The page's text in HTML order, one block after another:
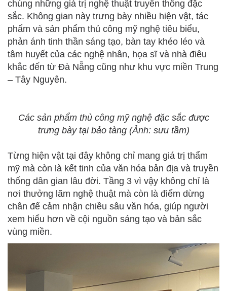
chúng những giá trị nghệ thuật truyền thống đặc
sắc. Không gian này trưng bày nhiều hiện vật, tác
phẩm và sản phẩm thủ công mỹ nghệ tiêu biểu,
phản ánh tinh thần sáng tạo, bàn tay khéo léo và
tâm huyết của các nghệ nhân, họa sĩ và nhà điêu
khắc đến từ Đà Nẵng cũng như khu vực miền Trung
– Tây Nguyên.
Các sản phẩm thủ công mỹ nghệ đặc sắc được
trưng bày tại bảo tàng (Ảnh: sưu tầm)
Từng hiện vật tại đây không chỉ mang giá trị thẩm
mỹ mà còn là kết tinh của văn hóa bản địa và truyền
thống dân gian lâu đời. Tầng 3 vì vậy không chỉ là
nơi thưởng lãm nghệ thuật mà còn là điểm dừng
chân để cảm nhận chiều sâu văn hóa, giúp người
xem hiểu hơn về cội nguồn sáng tạo và bản sắc
vùng miền.